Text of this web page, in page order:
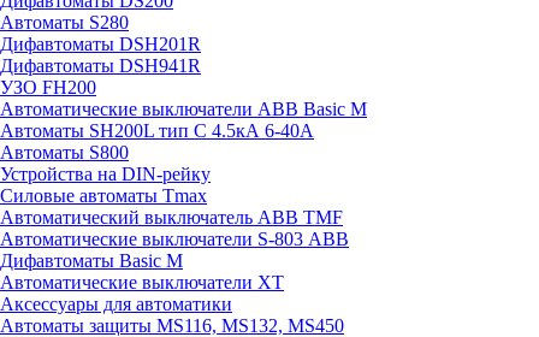
Автоматы S280
Дифавтоматы DSH201R
Дифавтоматы DSH941R
УЗО FH200
Автоматические выключатели ABB Basic M
Автоматы SH200L тип С 4.5кА 6-40А
Автоматы S800
Устройства на DIN-рейку
Силовые автоматы Tmax
Автоматический выключатель ABB TMF
Автоматические выключатели S-803 АВВ
Дифавтоматы Basic M
Автоматические выключатели XT
Аксессуары для автоматики
Автоматы защиты MS116, MS132, MS450